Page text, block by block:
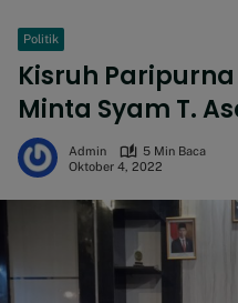
Politik
Kisruh Paripurna
Minta Syam T.
Admin
5 Min Baca
Oktober 4, 2022